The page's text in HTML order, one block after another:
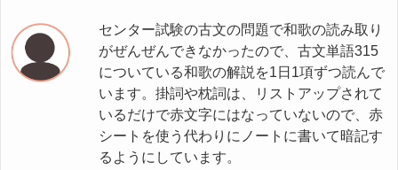
センター試験の古文の問題で和歌の読み取り
がぜんぜんできなかったので、古文単語315
についている和歌の解説を1日1項ずつ読んで
います。掛詞や枕詞は、リストアップされて
いるだけで赤文字にはなっていないので、赤
シートを使う代わりにノートに書いて暗記す
るようにしています。